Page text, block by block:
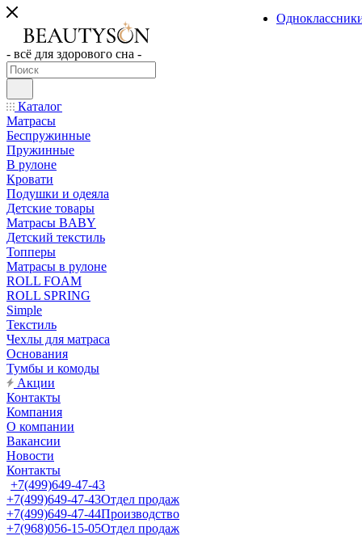
- всё для здорового сна -
Каталог
Матрасы
Беспружинные
Пружинные
В рулоне
Кровати
Подушки и одеяла
Детские товары
Матрасы BABY
Детский текстиль
Топперы
Матрасы в рулоне
ROLL FOAM
ROLL SPRING
Simple
Текстиль
Чехлы для матраса
Основания
Тумбы и комоды
Акции
Контакты
Компания
О компании
Вакансии
Новости
Контакты
+7(499)649-47-43
+7(499)649-47-43Отдел продаж
+7(499)649-47-44Производство
+7(968)056-15-05Отдел продаж